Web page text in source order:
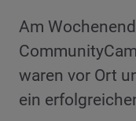
Am
waren vor Ort
ein